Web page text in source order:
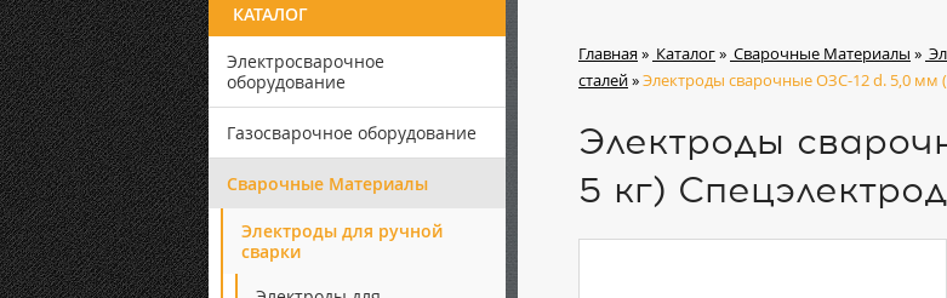
Главная» Каталог» Сварочные Материалы »
сталей»Электроды сварочные ОЗС-12 d. 5,0 мм
Электроды
5 кг) Спецэлектрод
КАТАЛОГ
Электросварочное
оборудование
Газосварочное оборудование
Сварочные Материалы
Электроды для ручной
сварки